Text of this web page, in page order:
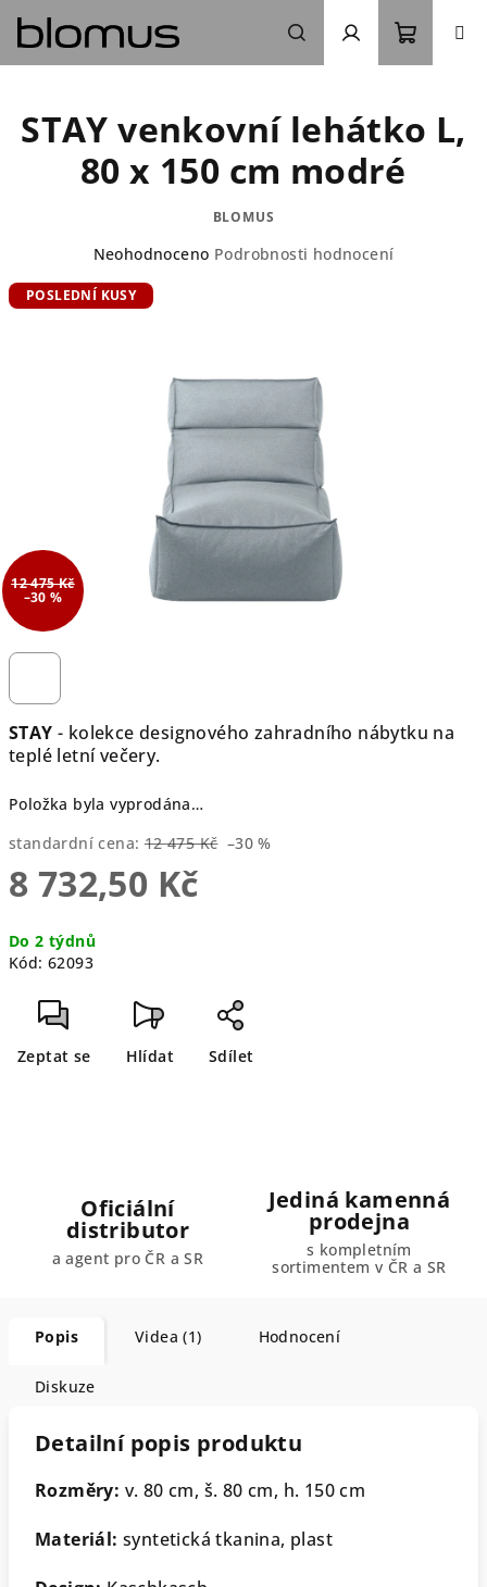
obsah
Hledat Přihlášení
košík
STAY - kolekce designového zahradního nábytku na
teplé letní večery.
Položka byla vyprodána…
standardní cena: 12 475 Kč –30 %
8 732,50 Kč
cena:
Do 2 týdnů
Kód: 62093
Zeptat se Hlídat Sdílet
STAY venkovní lehátko L,
80 x 150 cm modré
BLOMUS
Průměrné
produktu
Neohodnoceno Podrobnosti hodnocení
POSLEDNÍ KUSY
12 475 Kč
–30 %
Oficiální
distributor
a agent pro ČR a SR
Jediná kamenná
prodejna
s kompletním
sortimentem v ČR a SR
Popis Videa (1) Hodnocení
Diskuze
Detailní popis produktu
Rozměry: v. 80 cm, š. 80 cm, h. 150 cm
Materiál: syntetická tkanina, plast